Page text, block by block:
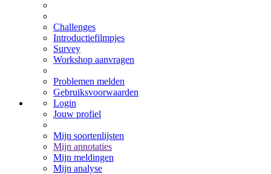
Challenges
Introductiefilmpjes
Survey
Workshop aanvragen
Problemen melden
Gebruiksvoorwaarden
Login
Jouw profiel
Mijn soortenlijsten
Mijn annotaties
Mijn meldingen
Mijn analyse